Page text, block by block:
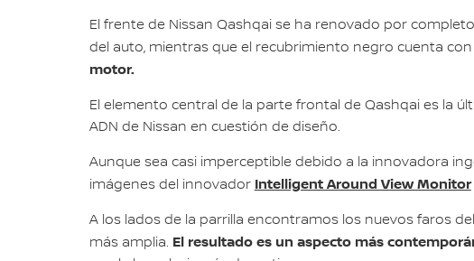
El frente de Nissan Qashqai se ha renovado por
del auto, mientras que el recubrimiento negro cuenta
motor.
El elemento central de la parte frontal de Qashqai es la
ADN de Nissan en cuestión de diseño.
Aunque sea casi imperceptible debido a la innovadora
imágenes del innovador Intelligent Around View Monitor
A los lados de la parrilla encontramos los nuevos faros
más amplia. El resultado es un aspecto más